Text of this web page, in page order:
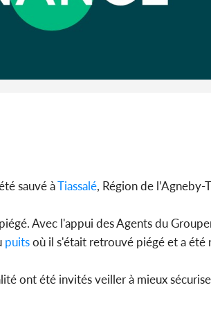
sauvé àTiassalé, Région de l’Agneby-
Avec l'appui des Agents du
puitsoù il s'était retrouvé piégé et a été
ont été invités veiller à mieux